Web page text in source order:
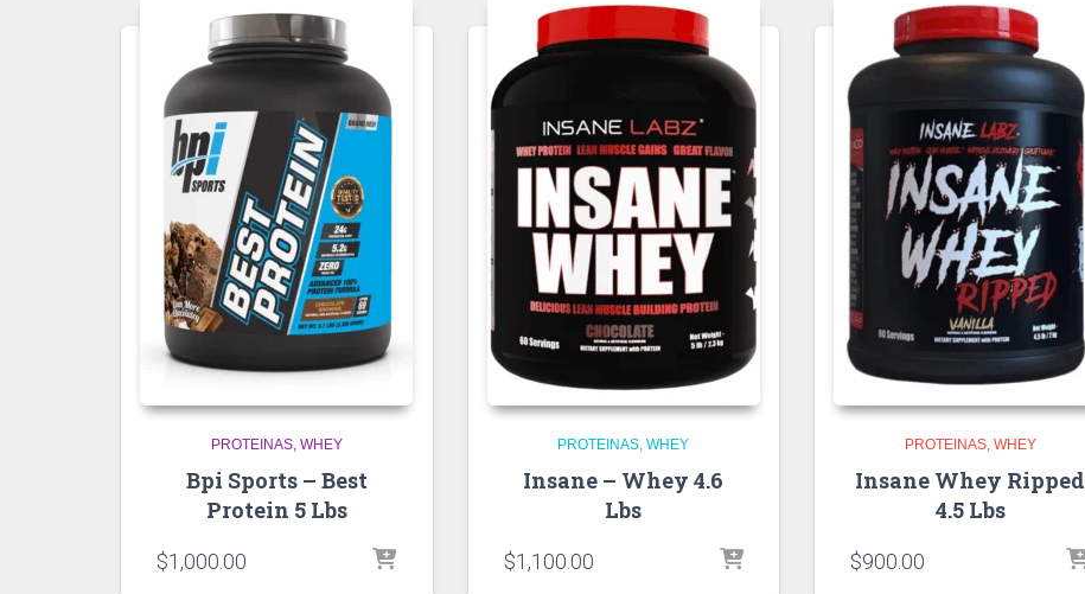
PROTEINAS WHEY
Bpi Sports – Best
Protein 5 Lbs
$1,000.00
PROTEINAS WHEY
Insane – Whey 4.6
Lbs
$1,100.00
PROTEINAS WHEY
Insane Whey Ripped
4.5 Lbs
$900.00